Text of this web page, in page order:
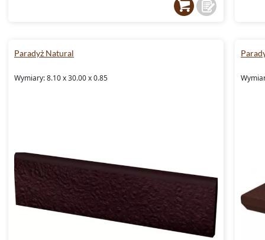
Paradyż Natural
Wymiary: 8.10 x 30.00 x 0.85